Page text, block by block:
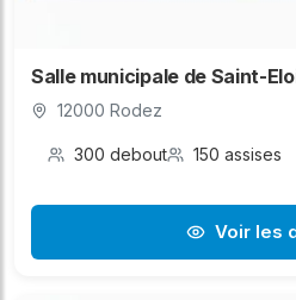
Salle municipale de Saint-
12000 Rodez
300 debout 150 assises
Voir les